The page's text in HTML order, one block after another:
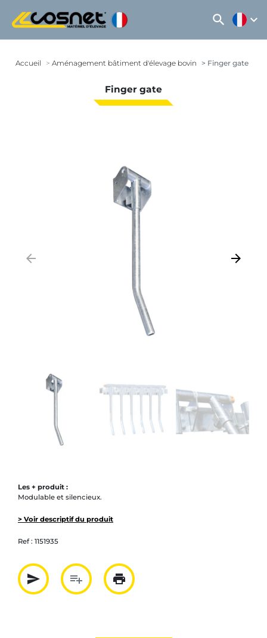
search expand_more
Accueil Aménagement bâtiment d'élevage bovin Finger gate
Finger gate
arrow_backward Suivant
arrow_forward
Les + produit :
Modulable et silencieux.
> Voir descriptif du produit
Ref : 1151935
send
Partager par mail
playlist_add
Ajouter à la liste
print
Imprimer